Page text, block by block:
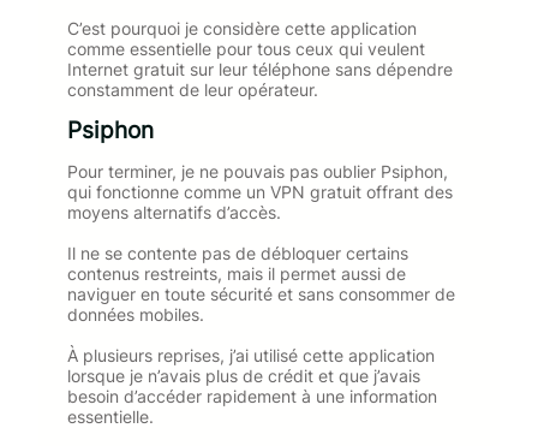
C’est pourquoi je considère cette application
comme essentielle pour tous ceux qui veulent
Internet gratuit sur leur téléphone sans dépendre
constamment de leur opérateur.
Psiphon
Pour terminer, je ne pouvais pas oublier Psiphon,
qui fonctionne comme un VPN gratuit offrant des
moyens alternatifs d’accès.
Il ne se contente pas de débloquer certains
contenus restreints, mais il permet aussi de
naviguer en toute sécurité et sans consommer de
données mobiles.
À plusieurs reprises, j’ai utilisé cette application
lorsque je n’avais plus de crédit et que j’avais
besoin d’accéder rapidement à une information
essentielle.